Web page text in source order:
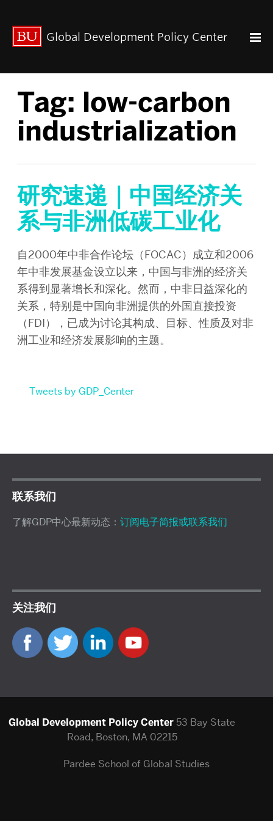
关于我们
联系我们
Paul Streeten 讲座
中心架构
数据资源
全球经济治理
中心团队
中心领导
研究团队
GDP IN ENGLISH
Global Development Policy Center
Tag: low-carbon
industrialization
研究速递｜中国经济关
系与非洲低碳工业化
自2000年中非合作论坛（FOCAC）成立和2006
年中非发展基金设立以来，中国与非洲的经济关
系得到显著增长和深化。然而，中非日益深化的
关系，特别是中国向非洲提供的外国直接投资
（FDI），已成为讨论其构成、目标、性质及对非
洲工业和经济发展影响的主题。
Tweets by GDP_Center
联系我们
了解GDP中心最新动态： 订阅电子简报或联系我们
关注我们
Global Development Policy Center 53 Bay State
Road, Boston, MA 02215
Pardee School of Global Studies